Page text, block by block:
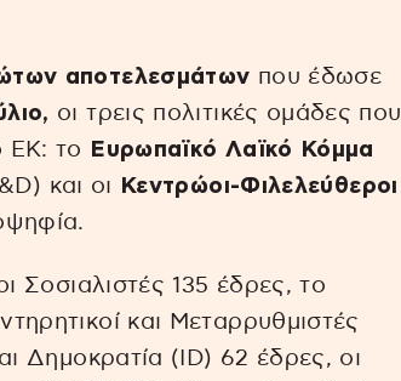
αποτελεσμάτων που έδωσε
οι τρεις πολιτικές ομάδες που
ΕΚ: το
Ευρωπαϊκό Λαϊκό Κόμμα
και οι
Κεντρώοι-Φιλελεύθεροι
Σοσιαλιστές 135 έδρες, το
και Μεταρρυθμιστές
Δημοκρατία (ID) 62 έδρες, οι